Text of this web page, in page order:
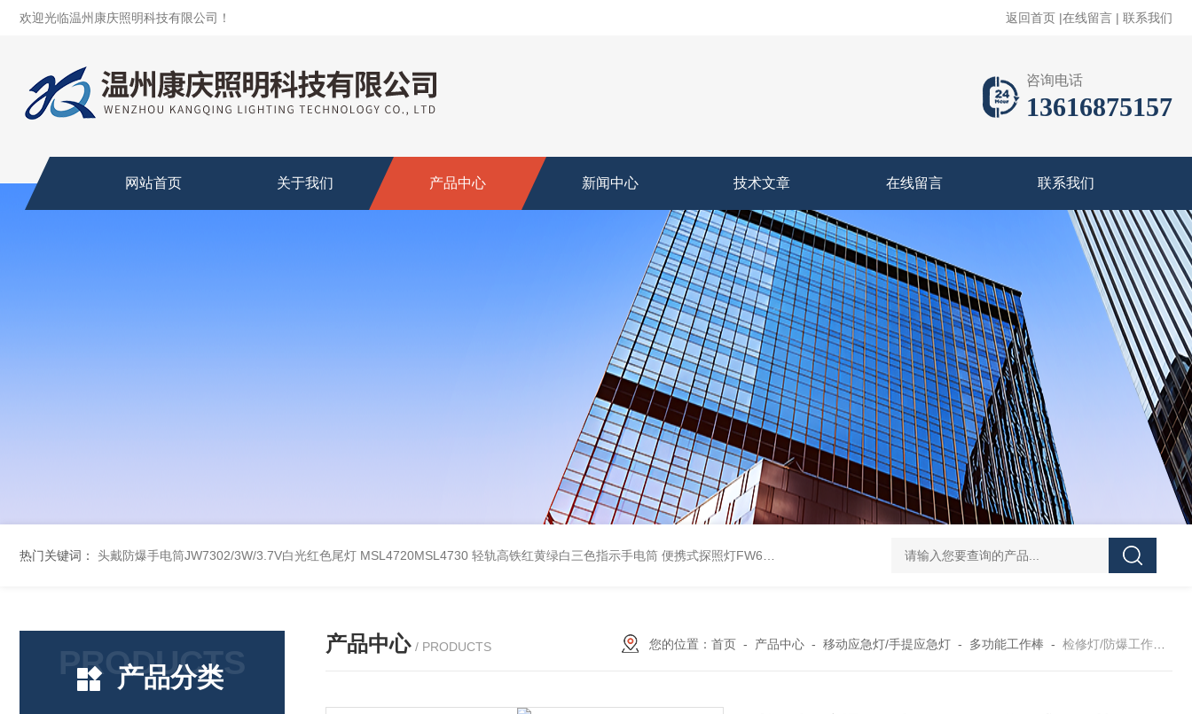
欢迎光临温州康庆照明科技有限公司！ 返回首页 |在线留言 | 联系我们
咨询电话
13616875157
网站首页 关于我们 产品中心 新闻中心 技术文章 在线留言 联系我们
热门关键词： 头戴防爆手电筒JW7302/3W/3.7V白光红色尾灯 MSL4720MSL4730 轻轨高铁红黄绿白三色指示手电筒 便携式探照灯FW6116、移动式应急灯现货 FD5820GMD4800 远程方位灯价格 红色 信号灯多功
PRODUCTS
产品分类
产品中心 / PRODUCTS 您的位置： 首页- 产品中心- 移动应急灯/手提应急灯- 多功能工作棒 - 检修灯/防爆工作灯FW6601/磁吸式工作棒